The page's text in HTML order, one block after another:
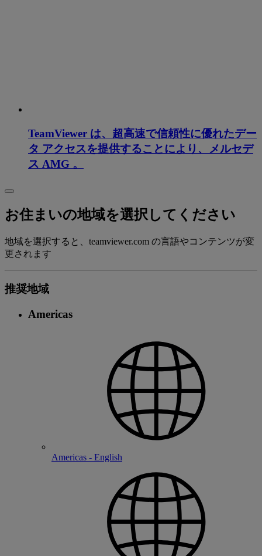
TeamViewer は、超高速で信頼性に優れたデー
タ アクセスを提供することにより、メルセデ
ス AMG 。
お住まいの地域を選択してください
地域を選択すると、teamviewer.com の言語やコンテンツが変
更されます
推奨地域
Americas
Americas - English